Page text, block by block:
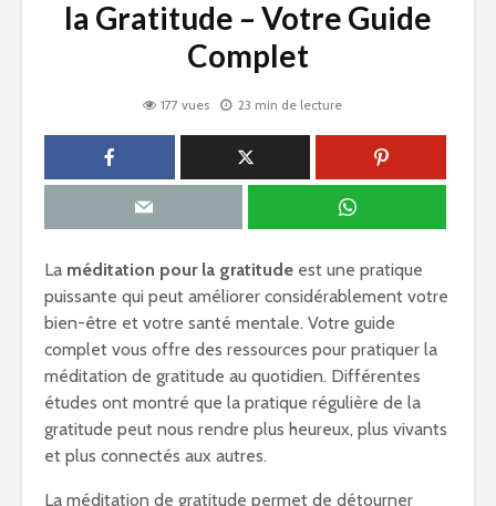
la Gratitude – Votre Guide
Complet
177 vues 23 min de lecture
La méditation pour la gratitude est une pratique
puissante qui peut améliorer considérablement votre
bien-être et votre santé mentale. Votre guide
complet vous offre des ressources pour pratiquer la
méditation de gratitude au quotidien. Différentes
études ont montré que la pratique régulière de la
gratitude peut nous rendre plus heureux, plus vivants
et plus connectés aux autres.
La méditation de gratitude permet de détourner